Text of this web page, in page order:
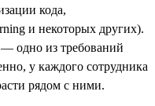
кода,
и некоторых других).
— одно из требований
у каждого сотрудника
рядом с ними.